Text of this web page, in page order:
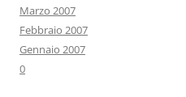
Marzo 2007
Febbraio 2007
Gennaio 2007
0